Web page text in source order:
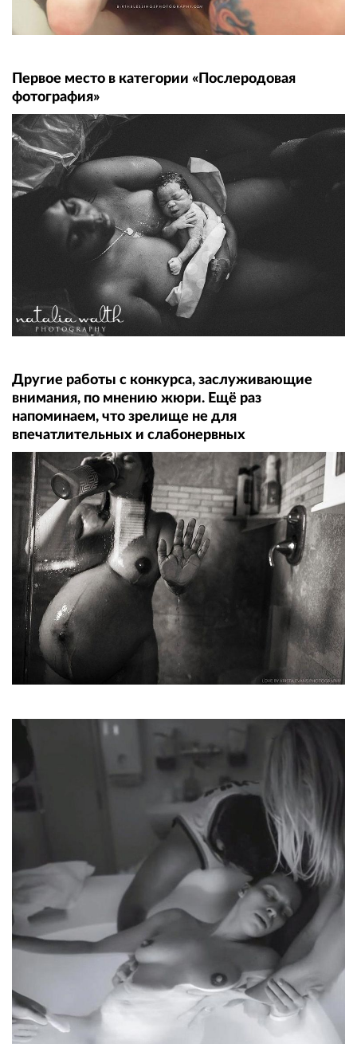
Первое место в категории «Послеродовая
фотография»
Другие работы с конкурса, заслуживающие
внимания, по мнению жюри. Ещё раз
напоминаем, что зрелище не для
впечатлительных и слабонервных